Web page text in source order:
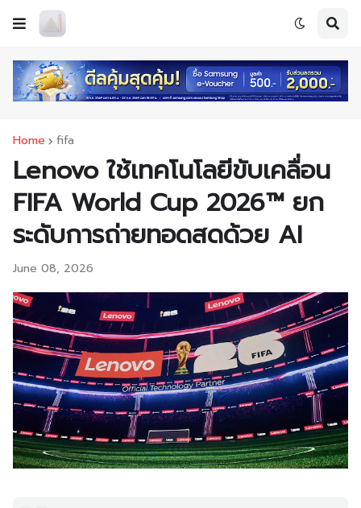
Home fifa
Lenovo ใช้เทคโนโลยีขับเคลื่อน
FIFA World Cup 2026™ ยก
ระดับการถ่ายทอดสดด้วย AI
June 08, 2026